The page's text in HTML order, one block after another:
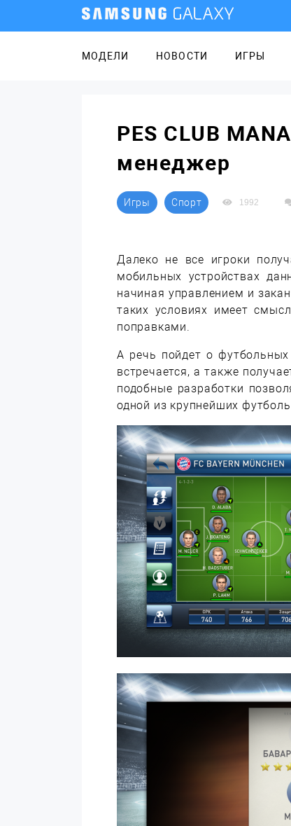
МОДЕЛИ НОВОСТИ ИГРЫ
PES CLUB
менеджер
Игры Спорт 1992
Далеко не все игроки
мобильных устройствах
начиная управлением и
таких условиях имеет
поправками.
А речь пойдет о
встречается, а также
подобные разработки
одной из крупнейших